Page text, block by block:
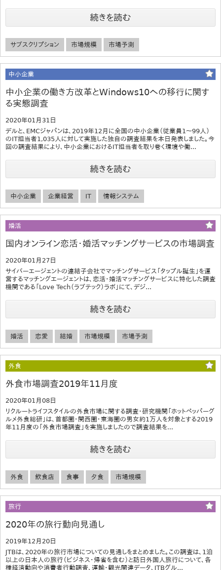
続きを読む
サブスクリプション 市場規模 市場予測
中小企業
中小企業の働き方改革とWindows10への移行に関す
る実態調査
2020年01月31日
デルと、EMCジャパンは、2019年12月に全国の中小企業（従業員1～99人）
のIT担当者1,035人に対して実施した独自の調査結果を本日発表しました。今
回の調査結果により、中小企業におけるIT担当者を取り巻く環境や働...
続きを読む
中小企業 企業経営 IT 情報システム
婚活
国内オンライン恋活・婚活マッチングサービスの市場調査
2020年01月27日
サイバーエージェントの連結子会社でマッチングサービス「タップル誕生」を運
営するマッチングエージェントは、恋活・婚活マッチングサービスに特化した調査
機関である「Love Tech（ラブテック）ラボ」にて、デジ...
続きを読む
婚活 恋愛 結婚 市場規模 市場予測
外食
外食市場調査2019年11月度
2020年01月08日
リクルートライフスタイルの外食市場に関する調査・研究機関「ホットペッパーグ
ルメ外食総研」は、首都圏・関西圏・東海圏の男女約1万人を対象とする2019
年11月度の「外食市場調査」を実施しましたので調査結果を...
続きを読む
外食 飲食店 食事 夕食 市場規模
旅行
2020年の旅行動向見通し
2019年12月20日
JTBは、2020年の旅行市場についての見通しをまとめました。この調査は、1泊
以上の日本人の旅行（ビジネス･帰省を含む）と訪日外国人旅行について、各
種経済動向や消費者行動調査、運輸・観光関連データ、JTBグル...